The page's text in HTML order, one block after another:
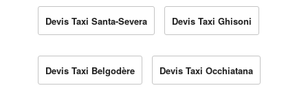
Devis Taxi Santa-Severa Devis Taxi Ghisoni
Devis Taxi Belgodère Devis Taxi Occhiatana